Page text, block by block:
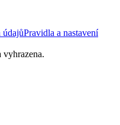
údajůPravidla a nastavení